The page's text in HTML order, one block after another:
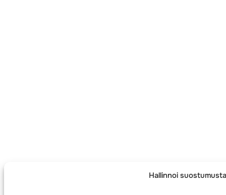
Hallinnoi suostumusta